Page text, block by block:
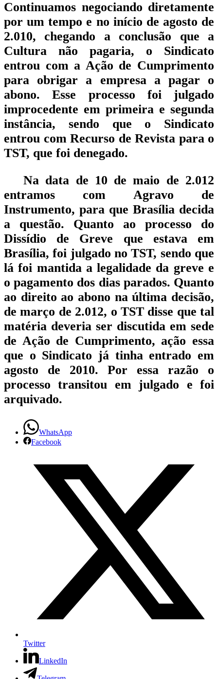
Continuamos negociando diretamente
por um tempo e no início de agosto de
2.010, chegando a conclusão que a
Cultura não pagaria, o Sindicato
entrou com a Ação de Cumprimento
para obrigar a empresa a pagar o
abono. Esse processo foi julgado
improcedente em primeira e segunda
instância, sendo que o Sindicato
entrou com Recurso de Revista para o
TST, que foi denegado.
Na data de 10 de maio de 2.012
entramos com Agravo de
Instrumento, para que Brasília decida
a questão. Quanto ao processo do
Dissídio de Greve que estava em
Brasília, foi julgado no TST, sendo que
lá foi mantida a legalidade da greve e
o pagamento dos dias parados. Quanto
ao direito ao abono na última decisão,
de março de 2.012, o TST disse que tal
matéria deveria ser discutida em sede
de Ação de Cumprimento, ação essa
que o Sindicato já tinha entrado em
agosto de 2010. Por essa razão o
processo transitou em julgado e foi
arquivado.
WhatsApp
Facebook
Twitter
LinkedIn